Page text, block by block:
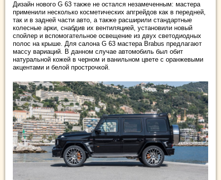
Дизайн нового G 63 также не остался незамеченным: мастера
применили несколько косметических апгрейдов как в передней,
так и в задней части авто, а также расширили стандартные
колесные арки, снабдив их вентиляцией, установили новый
спойлер и вспомогательное освещение из двух светодиодных
полос на крыше. Для салона G 63 мастера Brabus предлагают
массу вариаций. В данном случае автомобиль был обит
натуральной кожей в черном и ванильном цвете с оранжевыми
акцентами и белой прострочкой.